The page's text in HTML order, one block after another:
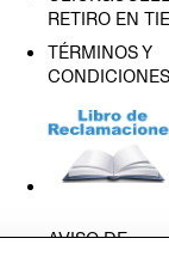
RETIRO EN
TÉRMINOS Y
CONDICIONES
AVISO DE